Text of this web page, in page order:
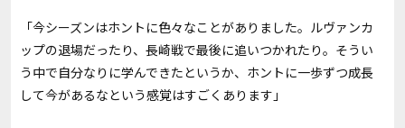
「今シーズンはホントに色々なことがありました。ルヴァンカ
ップの退場だったり、長崎戦で最後に追いつかれたり。そうい
う中で自分なりに学んできたというか、ホントに一歩ずつ成長
して今があるなという感覚はすごくあります」